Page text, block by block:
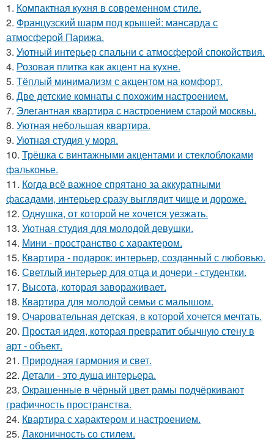
1. Компактная кухня в современном стиле.
2. Французский шарм под крышей: мансарда с
атмосферой Парижа.
3. Уютный интерьер спальни с атмосферой спокойствия.
4. Розовая плитка как акцент на кухне.
5. Тёплый минимализм с акцентом на комфорт.
6. Две детские комнаты с похожим настроением.
7. Элегантная квартира с настроением старой москвы.
8. Уютная небольшая квартира.
9. Уютная студия у моря.
10. Трёшка с винтажными акцентами и стеклоблоками
фальконье.
11. Когда всё важное спрятано за аккуратными
фасадами, интерьер сразу выглядит чище и дороже.
12. Однушка, от которой не хочется уезжать.
13. Уютная студия для молодой девушки.
14. Мини - пространство с характером.
15. Квартира - подарок: интерьер, созданный с любовью.
16. Светлый интерьер для отца и дочери - студентки.
17. Высота, которая завораживает.
18. Квартира для молодой семьи с малышом.
19. Очаровательная детская, в которой хочется мечтать.
20. Простая идея, которая превратит обычную стену в
арт - объект.
21. Природная гармония и свет.
22. Детали - это душа интерьера.
23. Окрашенные в чёрный цвет рамы подчёркивают
графичность пространства.
24. Квартира с характером и настроением.
25. Лаконичность со стилем.